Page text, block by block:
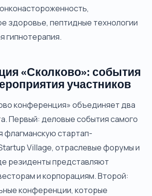
здоровье, пептидные технологии
гипнотерапия.
«Сколково»: события
участников
конференция» объединяет два
Первый: деловые события самого
флагманскую стартап-
Village, отраслевые форумы и
резиденты представляют
и корпорациям. Второй:
конференции, которые